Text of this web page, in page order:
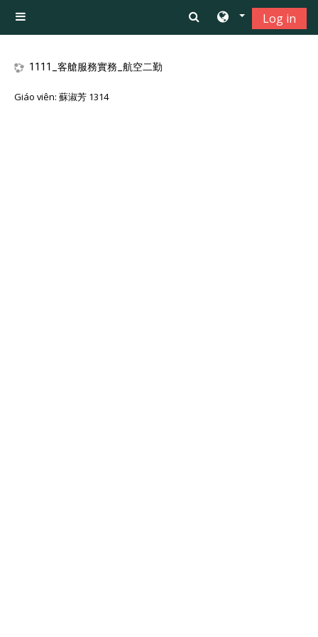
Bảng điều khiển cạnh
Log in
1111_客艙服務實務_航空二勤
Giáo viên: 蘇淑芳 1314